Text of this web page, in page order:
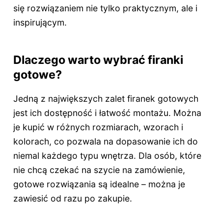
się rozwiązaniem nie tylko praktycznym, ale i
inspirującym.
Dlaczego warto wybrać firanki
gotowe?
Jedną z największych zalet firanek gotowych
jest ich dostępność i łatwość montażu. Można
je kupić w różnych rozmiarach, wzorach i
kolorach, co pozwala na dopasowanie ich do
niemal każdego typu wnętrza. Dla osób, które
nie chcą czekać na szycie na zamówienie,
gotowe rozwiązania są idealne – można je
zawiesić od razu po zakupie.